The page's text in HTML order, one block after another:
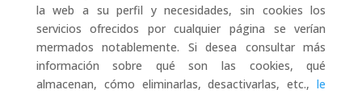
la web a su perfil y necesidades, sin cookies los
servicios ofrecidos por cualquier página se verían
mermados notablemente. Si desea consultar más
información sobre qué son las cookies, qué
almacenan, cómo eliminarlas, desactivarlas, etc.,le